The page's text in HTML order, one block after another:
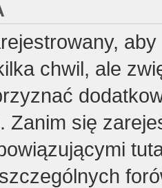
chwil, ale
Zanim się